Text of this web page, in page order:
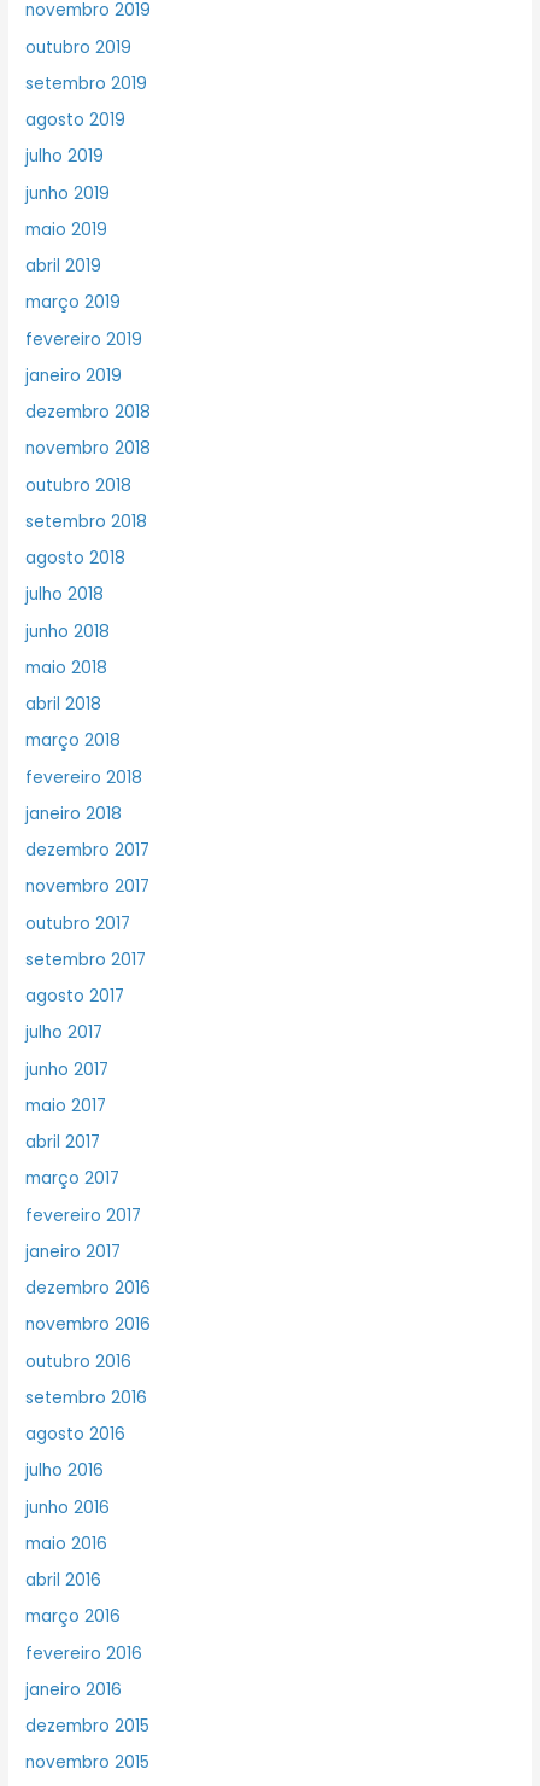
novembro 2019
outubro 2019
setembro 2019
agosto 2019
julho 2019
junho 2019
maio 2019
abril 2019
março 2019
fevereiro 2019
janeiro 2019
dezembro 2018
novembro 2018
outubro 2018
setembro 2018
agosto 2018
julho 2018
junho 2018
maio 2018
abril 2018
março 2018
fevereiro 2018
janeiro 2018
dezembro 2017
novembro 2017
outubro 2017
setembro 2017
agosto 2017
julho 2017
junho 2017
maio 2017
abril 2017
março 2017
fevereiro 2017
janeiro 2017
dezembro 2016
novembro 2016
outubro 2016
setembro 2016
agosto 2016
julho 2016
junho 2016
maio 2016
abril 2016
março 2016
fevereiro 2016
janeiro 2016
dezembro 2015
novembro 2015